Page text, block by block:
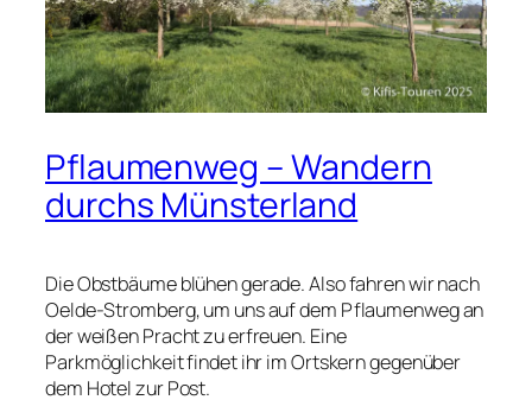
Pflaumenweg – Wandern
durchs Münsterland
Die Obstbäume blühen gerade. Also fahren wir nach
Oelde-Stromberg, um uns auf dem Pflaumenweg an
der weißen Pracht zu erfreuen. Eine
Parkmöglichkeit findet ihr im Ortskern gegenüber
dem Hotel zur Post.